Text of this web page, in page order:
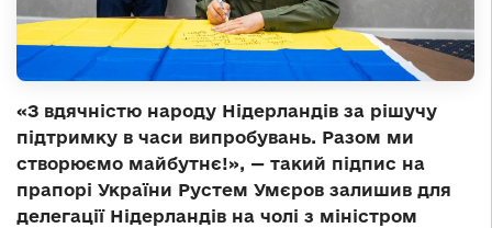
«З вдячністю народу Нідерландів за рішучу
підтримку в часи випробувань. Разом ми
створюємо майбутнє!», — такий підпис на
прапорі України Рустем Умєров залишив для
делегації Нідерландів на чолі з міністром